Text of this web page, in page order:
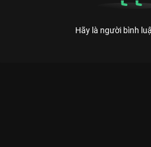
Hãy là người bình